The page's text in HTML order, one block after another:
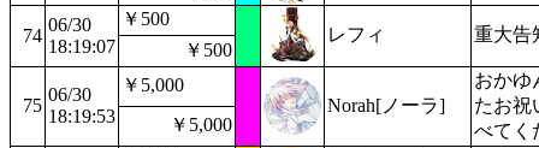
74
06/30
18:19:07
￥500
レフィ 重大告
￥500
75
06/30
18:19:53
￥5,000
Norah[ノーラ]
おかゆ
たお祝
べてく
￥5,000